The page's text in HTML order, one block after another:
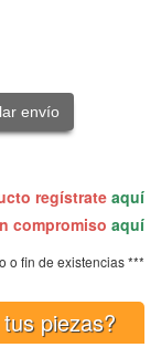
envío
regístrate aquí
compromiso aquí
o fin de existencias ***
piezas?